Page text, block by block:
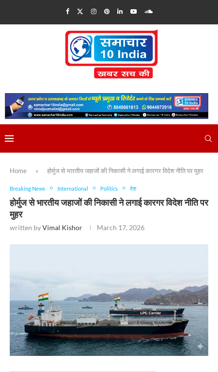
Home » होर्मुज से भारतीय जहाजों की निकासी ने लगाई कारगर विदेश नीति पर मुहर
Breaking News International Politics देश
होर्मुज से भारतीय जहाजों की निकासी ने लगाई कारगर विदेश नीति पर
मुहर
written byVimal Kishor March 17, 2026